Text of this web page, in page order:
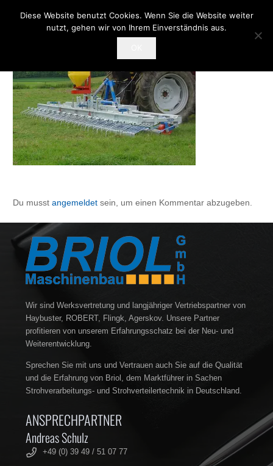
Du musst angemeldet sein, um einen Kommentar abzugeben.
Wir sind Werksvertretung und langjähriger Vertriebspartner von
Haybuster, ROBERT, Flingk, Agerskov. Unsere Partner
profitieren von unserem Erfahrungsschatz bei der Neu- und
Weiterentwicklung.
Sprechen Sie mit uns und Vertrauen auch Sie auf die Qualität
und die Erfahrung von Briol, dem Marktführer in Sachen
Strohverarbeitungs- und Strohverteilertechnik in Deutschland.
ANSPRECHPARTNER
Andreas Schulz
+49 (0) 39 49 / 51 07 77
Diese Website benutzt Cookies. Wenn Sie die Website weiter
nutzt, gehen wir von Ihrem Einverständnis aus.